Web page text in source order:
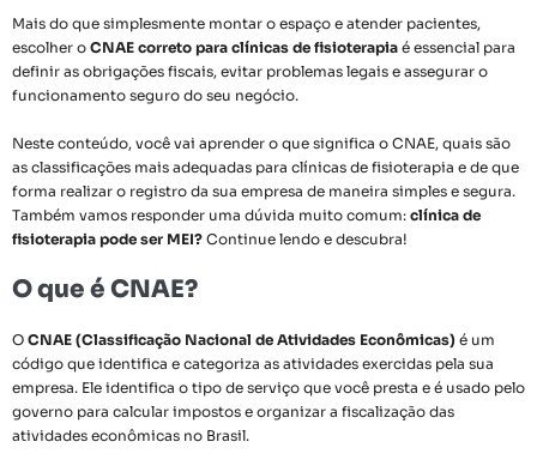
Mais do que simplesmente montar o espaço e atender pacientes,
escolher o CNAE correto para clínicas de fisioterapia é essencial para
definir as obrigações fiscais, evitar problemas legais e assegurar o
funcionamento seguro do seu negócio.
Neste conteúdo, você vai aprender o que significa o CNAE, quais são
as classificações mais adequadas para clínicas de fisioterapia e de que
forma realizar o registro da sua empresa de maneira simples e segura.
Também vamos responder uma dúvida muito comum: clínica de
fisioterapia pode ser MEI? Continue lendo e descubra!
O que é CNAE?
O CNAE (Classificação Nacional de Atividades Econômicas) é um
código que identifica e categoriza as atividades exercidas pela sua
empresa. Ele identifica o tipo de serviço que você presta e é usado pelo
governo para calcular impostos e organizar a fiscalização das
atividades econômicas no Brasil.